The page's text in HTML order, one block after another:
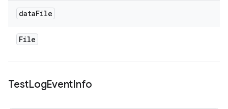
dataFile
File
TestLogEventInfo